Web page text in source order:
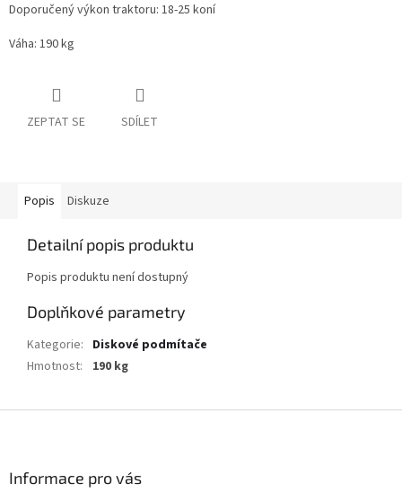
Doporučený výkon traktoru: 18-25 koní
Váha: 190 kg
ZEPTAT SE SDÍLET
Popis Diskuze
Detailní popis produktu
Popis produktu není dostupný
Doplňkové parametry
Kategorie: Diskové podmítače
Hmotnost: 190 kg
Informace pro vás